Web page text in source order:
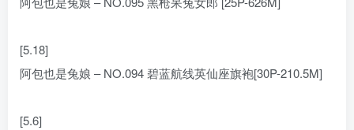
[5.18]
阿包也是兔娘 – NO.094 碧蓝航线英仙座旗袍[30P-210.5M]
[5.6]